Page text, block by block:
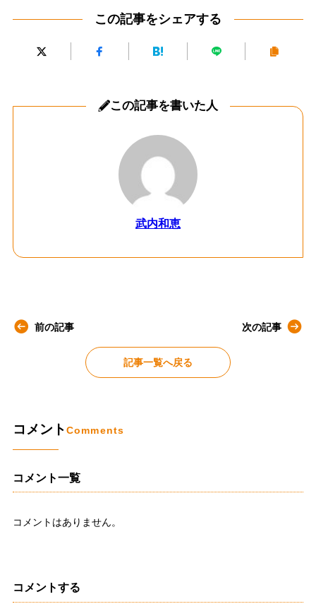
この記事をシェアする
この記事を書いた人
武内和恵
前の記事
記事一覧へ戻る
次の記事
コメントComments
コメント一覧
コメントはありません。
コメントする